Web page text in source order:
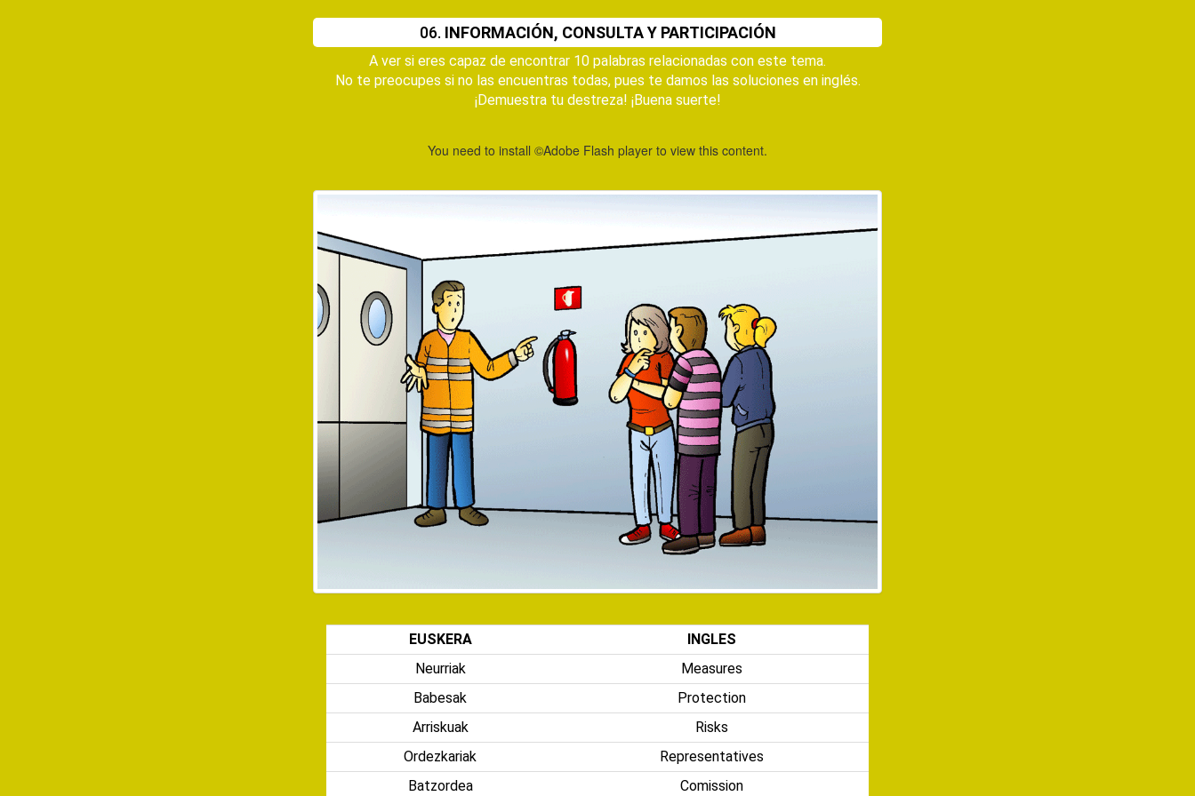
06. INFORMACIÓN, CONSULTA Y PARTICIPACIÓN
A ver si eres capaz de encontrar 10 palabras relacionadas con este tema.
No te preocupes si no las encuentras todas, pues te damos las soluciones en inglés.
¡Demuestra tu destreza! ¡Buena suerte!
You need to install ©Adobe Flash player to view this content.
EUSKERA
INGLES
Neurriak
Measures
Babesak
Protection
Arriskuak
Risks
Ordezkariak
Representatives
Batzordea
Comission